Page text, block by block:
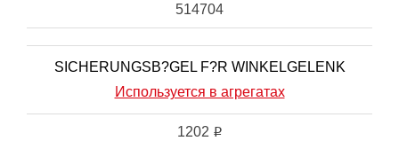
514704
SICHERUNGSB?GEL F?R WINKELGELENK
Используется в агрегатах
1202 i